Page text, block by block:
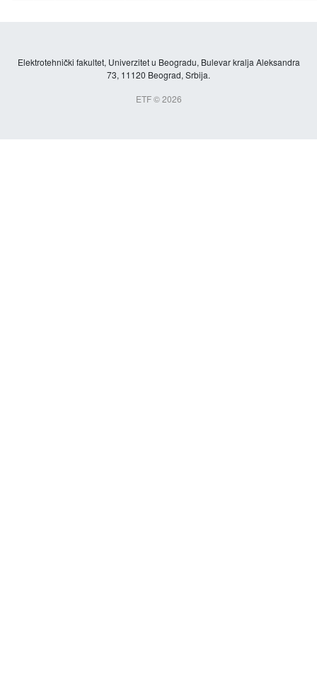
Elektrotehnički fakultet, Univerzitet u Beogradu, Bulevar kralja Aleksandra
73, 11120 Beograd, Srbija.
ETF © 2026